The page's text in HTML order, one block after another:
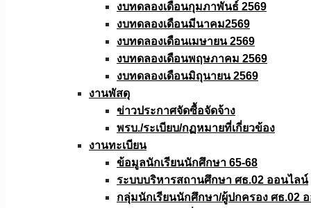
งบทดลองเดือนกุมภาพันธ์ 2569
งบทดลองเดือนมีนาคม2569
งบทดลองเดือนเมษายน 2569
งบทดลองเดือนพฤษภาคม 2569
งบทดลองเดือนมิถุนายน 2569
งานพัสดุ
ข่าวประกาศจัดซื้อจัดจ้าง
พรบ./ระเบียบ/กฏหมายที่เกี่ยวข้อง
งานทะเบียน
ข้อมูลนักเรียนนักศึกษา 65-68
ระบบบริหารสถานศึกษา ศธ.02 ออนไลน์
กลุ่มนักเรียนนักศึกษา/ผู้ปกครอง ศธ.02